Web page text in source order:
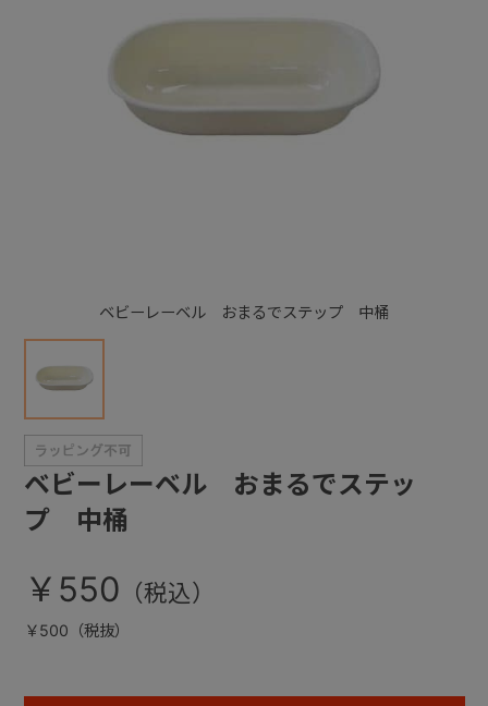
ベビーレーベル おまるでステップ 中桶
ベビーレーベル おまるでステッ
プ 中桶
￥550
￥500（税抜）